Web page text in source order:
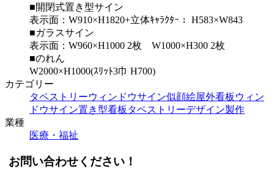
■開閉式置き型サイン
表示面：W910×H1820+立体ｷｬﾗｸﾀｰ： H583×W843
■ガラスサイン
表示面：W960×H1000 2枚 W1000×H300 2枚
■のれん
W2000×H1000(ｽﾘｯﾄ3巾 H700)
カテゴリー
タペストリーウィンドウサイン似顔絵屋外看板 ウィン
ドウサイン置き型看板 タペストリーデザイン製作
業種
医療・福祉
お問い合わせください！